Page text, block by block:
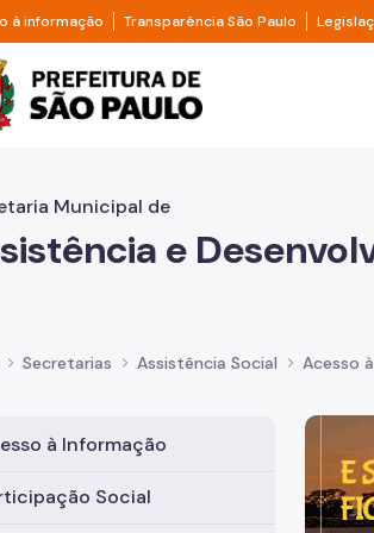
principal
à informação Divisor de acesso à informação
Transparência São Paulo Divisor
de São
Municipal de
e
Secretarias Assistência Social Acesso
à Informação
Social